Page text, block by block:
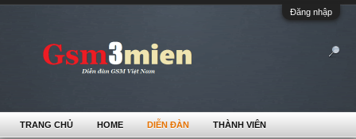
Đăng nhập
TRANG CHỦ HOME DIỄN ĐÀN THÀNH VIÊN